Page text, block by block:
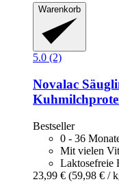
Warenkorb
5.0 (2)
Novalac
Bestseller
0 - 36
Mit vielen
Laktosefreie
23,99 € (59,98 € /